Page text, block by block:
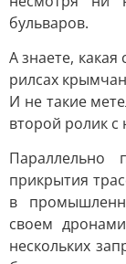
бульваров.
А знаете,
рилсах
И не такие
второй ролик с
Параллельно
прикрытия
в
своем
нескольких